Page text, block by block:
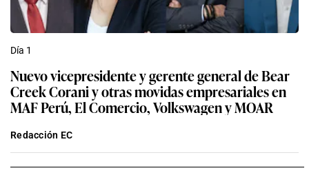
Día 1
Nuevo vicepresidente y gerente general de Bear
Creek Corani y otras movidas empresariales en
MAF Perú, El Comercio, Volkswagen y MOAR
Redacción EC